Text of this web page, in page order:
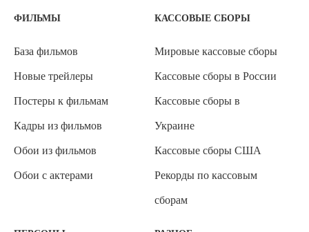
ФИЛЬМЫ
База фильмов
Новые трейлеры
Постеры к фильмам
Кадры из фильмов
Обои из фильмов
Обои с актерами
КАССОВЫЕ СБОРЫ
Мировые кассовые сборы
Кассовые сборы в России
Кассовые сборы в
Украине
Кассовые сборы США
Рекорды по кассовым
сборам